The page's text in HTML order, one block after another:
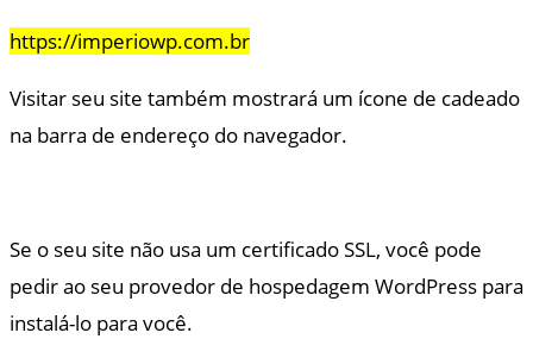
https://imperiowp.com.br
Visitar seu site também mostrará um ícone de cadeado
na barra de endereço do navegador.
Se o seu site não usa um certificado SSL, você pode
pedir ao seu provedor de hospedagem WordPress para
instalá-lo para você.